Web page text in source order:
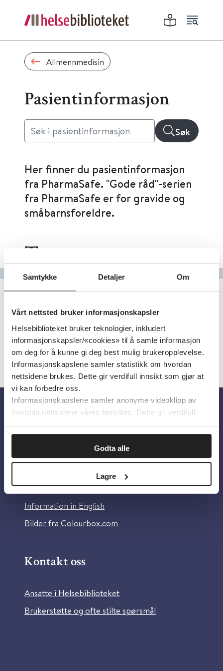
Samtykke Detaljer Om
Vårt nettsted bruker informasjonskapsler
Helsebiblioteket bruker teknologier, inkludert
informasjonskapsler/«cookies» til å samle informasjon
om deg for å kunne gi deg best mulig brukeropplevelse.
Informasjonskapslene samler statistikk om hvordan
nettsidene brukes. Dette gir verdifull innsikt som gjør at
vi kan forbedre oss.
Informasjonskapslene samler anonyme videoklipp av
hvordan nettsidene våres benyttes. Dette gir verdifull
innsikt som gjør at vi kan forbedre oss.
Godta alle
Lagre
Allmennmedisin
Pasientinformasjon
Søk
Her finner du pasientinformasjon
fra PharmaSafe. "Gode råd"-serien
fra PharmaSafe er for gravide og
småbarnsforeldre.
Tema
Gå til bokstav
Filter
1 Treff Alfabetisk
Om oss
Om Helsebiblioteket
Personvern og informasjonskapsler
Tilgjengelighetserklæring
Information in English
Bilder fra Colourbox.com
Kontakt oss
Ansatte i Helsebiblioteket
Brukerstøtte og ofte stilte spørsmål